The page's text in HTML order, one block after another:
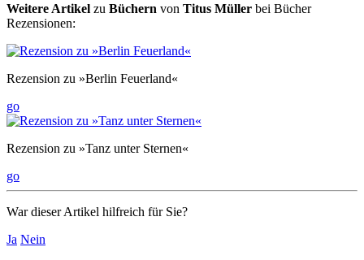
Weitere Artikel zu Büchern von Titus Müller bei Bücher
Rezensionen:
Rezension zu »Berlin Feuerland«
go
Rezension zu »Tanz unter Sternen«
go
War dieser Artikel hilfreich für Sie?
Ja Nein